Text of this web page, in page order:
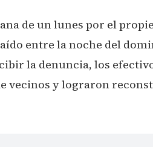
de un lunes por el
entre la noche del
la denuncia, los
vecinos y lograron